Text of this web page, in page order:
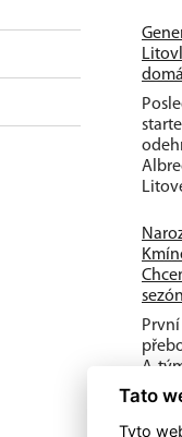
A-
Tato
Tyto